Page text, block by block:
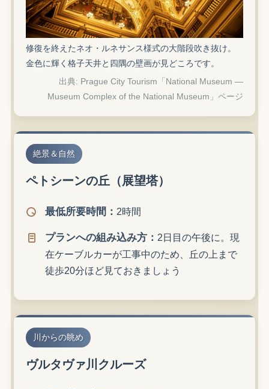
修復を終えたネオ・ルネサンス様式の大階段吹き抜け。
金色に輝く格子天井と四隅の壁画が見どころです。
出典: Prague City Tourism「National Museum —
Museum Complex of the National Museum」ページ
絶景＆自然
ペトシーンの丘（展望塔）
最低所要時間： 2時間
プランへの組み込み方： 2日目の午後に。現
在ケーブルカーが工事中のため、丘の上まで
徒歩20分ほど見ておきましょう
川からの眺め
ヴルタヴァ川クルーズ